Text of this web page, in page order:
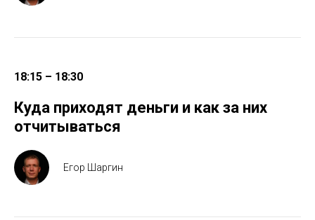
18:15 – 18:30
Куда приходят деньги и как за них
отчитываться
Егор Шаргин